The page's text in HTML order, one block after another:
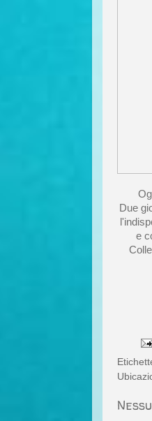
Due
e